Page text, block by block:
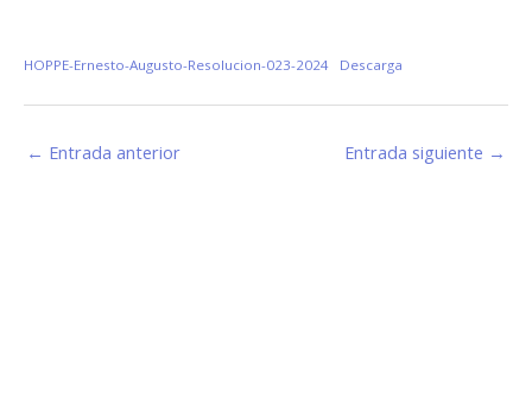
HOPPE-Ernesto-Augusto-Resolucion-023-2024 Descarga
← Entrada anterior Entrada siguiente →